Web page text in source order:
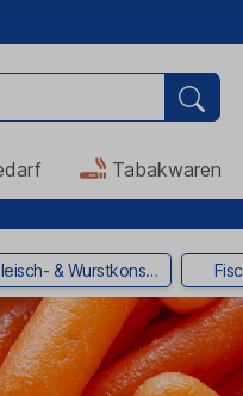
Tabakwaren
Fleisch- & Wurstkonserven